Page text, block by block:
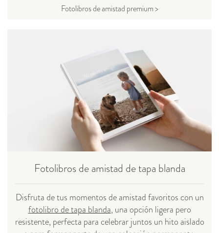
Fotolibros de amistad premium >
Fotolibros de amistad de tapa blanda
Disfruta de tus momentos de amistad favoritos con un
fotolibro de tapa blanda, una opción ligera pero
resistente, perfecta para celebrar juntos un hito aislado